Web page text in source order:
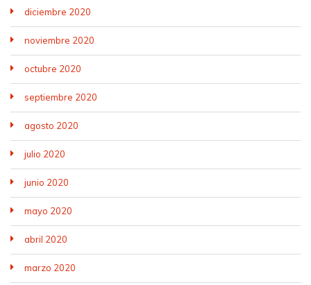
diciembre 2020
noviembre 2020
octubre 2020
septiembre 2020
agosto 2020
julio 2020
junio 2020
mayo 2020
abril 2020
marzo 2020